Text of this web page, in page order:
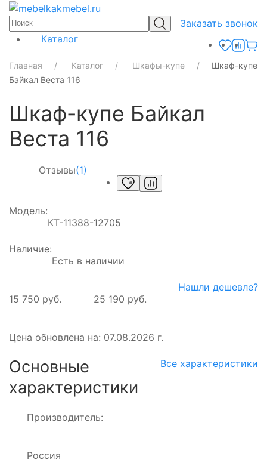
Заказать звонок
Каталог
Главная Каталог Шкафы-купе
Шкаф-купе
Байкал Веста 116
Шкаф-купе Байкал
Веста 116
Отзывы(1)
Модель:
КТ-11388-12705
Наличие:
Есть в наличии
15 750 руб. 25 190 руб.
Нашли дешевле?
Цена обновлена на: 07.08.2026 г.
Основные
характеристики
Все характеристики
Производитель:
Россия